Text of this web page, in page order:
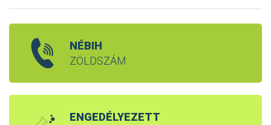
NÉBIH
ZÖLDSZÁM
ENGEDÉLYEZETT